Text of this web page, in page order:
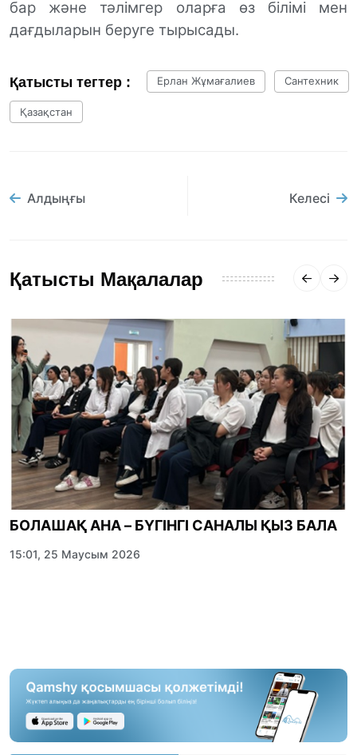
бар және тәлімгер оларға өз білімі мен
дағдыларын беруге тырысады.
Қатысты тегтер : Ерлан Жұмағалиев Сантехник
Қазақстан
Алдыңғы Келесі
Қатысты Мақалалар
БОЛАШАҚ АНА – БҮГІНГІ САНАЛЫ ҚЫЗ БАЛА
15:01, 25 Маусым 2026